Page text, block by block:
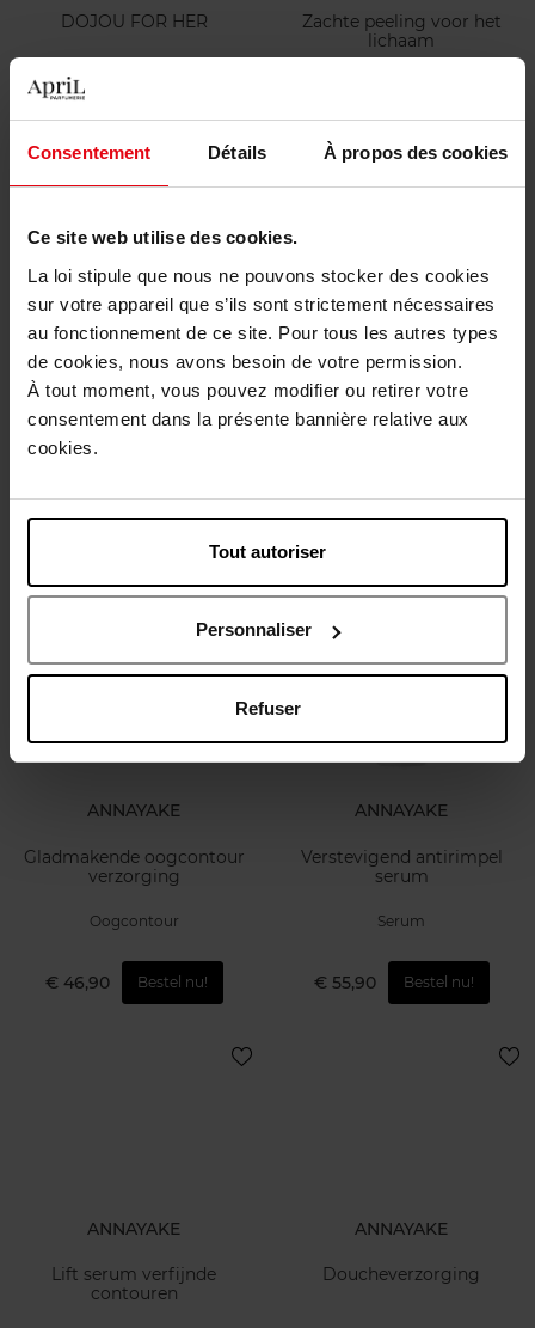
Consentement Détails À propos des cookies
Ce site web utilise des cookies.
La loi stipule que nous ne pouvons stocker des cookies
sur votre appareil que s’ils sont strictement nécessaires
au fonctionnement de ce site. Pour tous les autres types
de cookies, nous avons besoin de votre permission.
À tout moment, vous pouvez modifier ou retirer votre
consentement dans la présente bannière relative aux
cookies.
Tout autoriser
Personnaliser
Refuser
DOJOU FOR HER
Eau de Parfum
€ 89,50 Bestel nu!
Zachte peeling voor het
lichaam
€ 29,90 Bestel nu!
ANNAYAKE
Voedende handcrème
Lichaamsverzorging
ANNAYAKE
Serum
€ 55,90
ANNAYAKE
Gladmakende oogcontour
verzorging
Oogcontour
€ 46,90 Bestel nu!
ANNAYAKE
Verstevigend antirimpel
serum
Serum
€ 55,90 Bestel nu!
ANNAYAKE
Lift serum verfijnde
contouren
ANNAYAKE
Doucheverzorging